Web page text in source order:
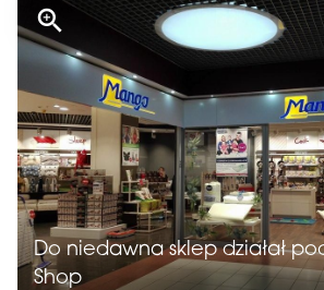
Do niedawna sklep działał
Shop